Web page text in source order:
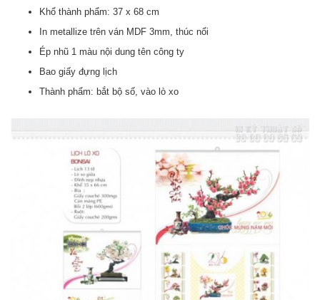
Khổ thành phẩm: 37 x 68 cm
In metallize trên ván MDF 3mm, thúc nổi
Ép nhũ 1 màu nội dung tên công ty
Bao giấy đựng lịch
Thành phẩm: bắt bộ số, vào lò xo